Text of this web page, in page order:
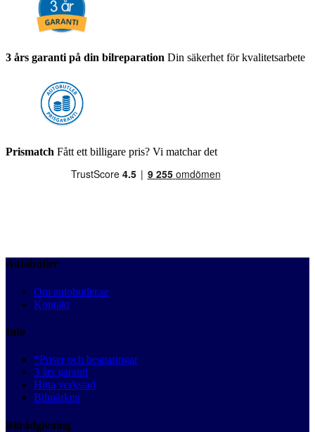
3 års garanti på din bilreparation Din säkerhet för kvalitetsarbete
Prismatch Fått ett billigare pris? Vi matchar det
Autobutler
Om autobutler.se
Kontakt
Info
*Priser och besparingar
3 års garanti
Hitta verkstad
Bilmärken
Bilrådgivning